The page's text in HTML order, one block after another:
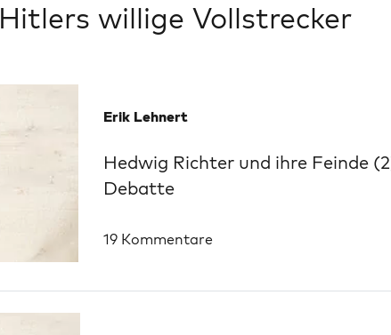
Hitlers willige Vollstrecker
Erik Lehnert
Hedwig Richter und ihre Feinde
Debatte
19 Kommentare